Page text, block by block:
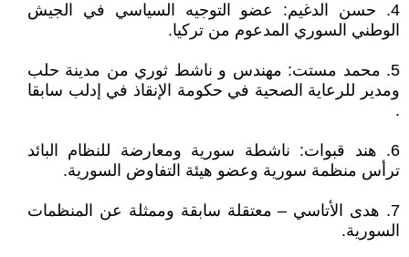
4. حسن الدغيم: عضو التوجيه السياسي في الجيش
الوطني السوري المدعوم من تركيا.
5. محمد مستت: مهندس و ناشط ثوري من مدينة حلب
ومدير للرعاية الصحية في حكومة الإنقاذ في إدلب سابقا
.
6. هند قبوات: ناشطة سورية ومعارضة للنظام البائد
ترأس منظمة سورية وعضو هيئة التفاوض السورية.
7. هدى الأتاسي – معتقلة سابقة وممثلة عن المنظمات
السورية.